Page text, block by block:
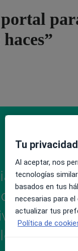
Tu
Al aceptar, nos
tecnologías
basados en tus
necesarias para
actualizar tus
Política de